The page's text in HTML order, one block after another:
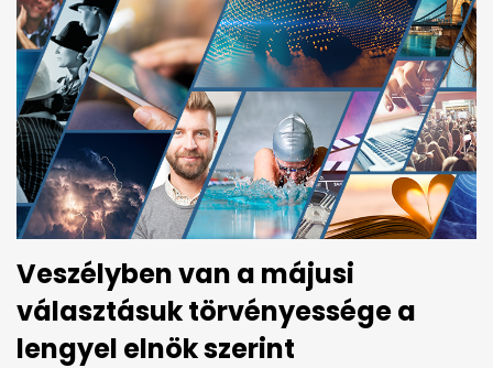
Veszélyben van a májusi
választásuk törvényessége a
lengyel elnök szerint